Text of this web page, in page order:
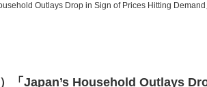
Outlays Drop in Sign of Prices Hitting
「Japan’s Household Outlays